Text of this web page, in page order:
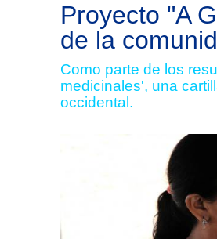
Proyecto "A
de la
Como parte de los
medicinales', una
occidental.